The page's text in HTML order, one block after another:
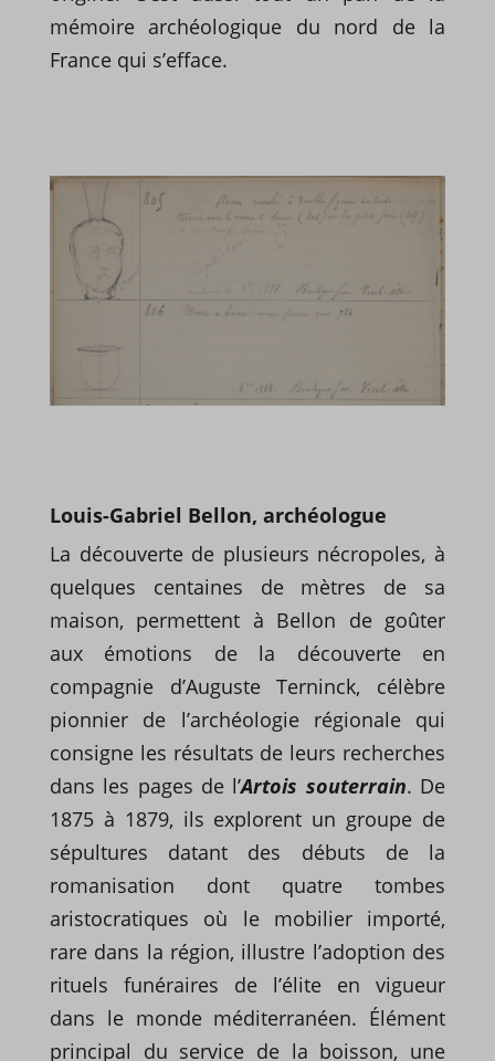
mémoire archéologique du nord de la
France qui s’efface.
Louis-Gabriel Bellon, archéologue
La découverte de plusieurs nécropoles, à
quelques centaines de mètres de sa
maison, permettent à Bellon de goûter
aux émotions de la découverte en
compagnie d’Auguste Terninck, célèbre
pionnier de l’archéologie régionale qui
consigne les résultats de leurs recherches
dans les pages de l’Artois souterrain. De
1875 à 1879, ils explorent un groupe de
sépultures datant des débuts de la
romanisation dont quatre tombes
aristocratiques où le mobilier importé,
rare dans la région, illustre l’adoption des
rituels funéraires de l’élite en vigueur
dans le monde méditerranéen. Élément
principal du service de la boisson, une